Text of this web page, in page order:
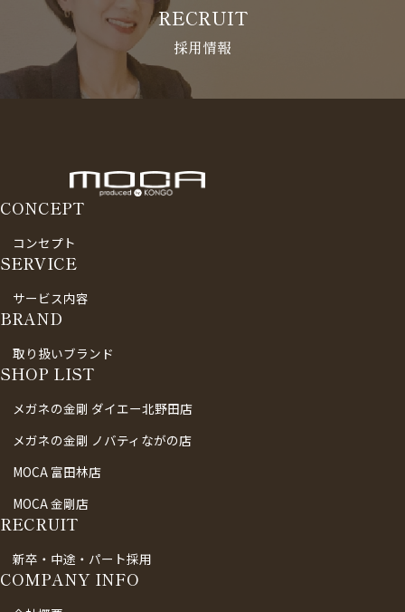
RECRUIT
採用情報
CONCEPT
コンセプト
SERVICE
サービス内容
BRAND
取り扱いブランド
SHOP LIST
メガネの金剛 ダイエー北野田店
メガネの金剛 ノバティながの店
MOCA 富田林店
MOCA 金剛店
RECRUIT
新卒・中途・パート採用
COMPANY INFO